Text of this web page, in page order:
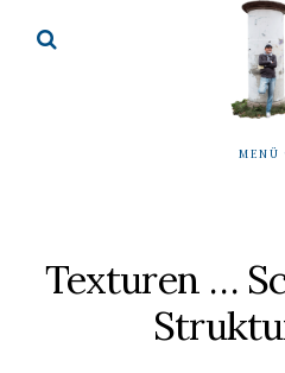
MENÜ
Texturen …